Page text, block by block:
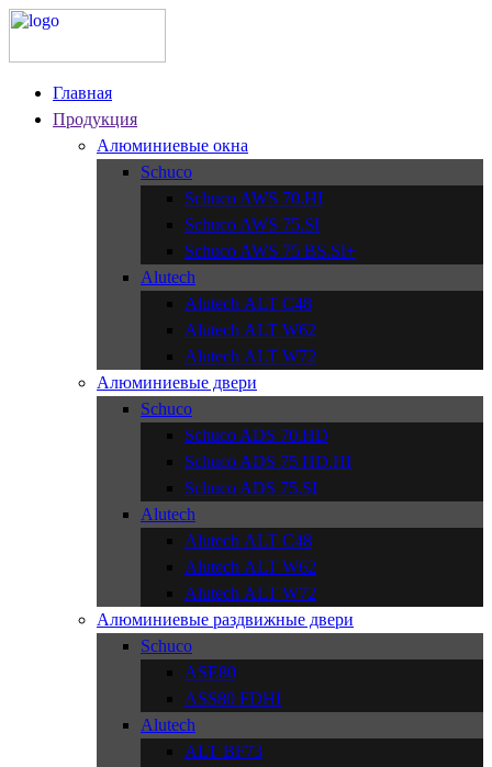
Главная
Продукция
Алюминиевые окна
Schuco
Schuco AWS 70.HI
Schuco AWS 75.SI
Schuco AWS 75 BS.SI+
Alutech
Alutech АLT C48
Alutech АLT W62
Alutech АLT W72
Алюминиевые двери
Schuco
Schuco ADS 70.HD
Schuco ADS 75 HD.HI
Schuco ADS 75.SI
Alutech
Alutech АLT C48
Alutech АLT W62
Alutech АLT W72
Алюминиевые раздвижные двери
Schuco
ASE80
ASS80 FDHI
Alutech
ALT BF73